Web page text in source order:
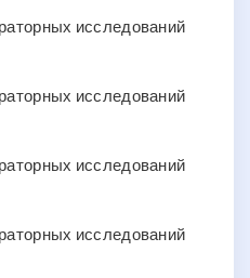
исследований
исследований
исследований
исследований